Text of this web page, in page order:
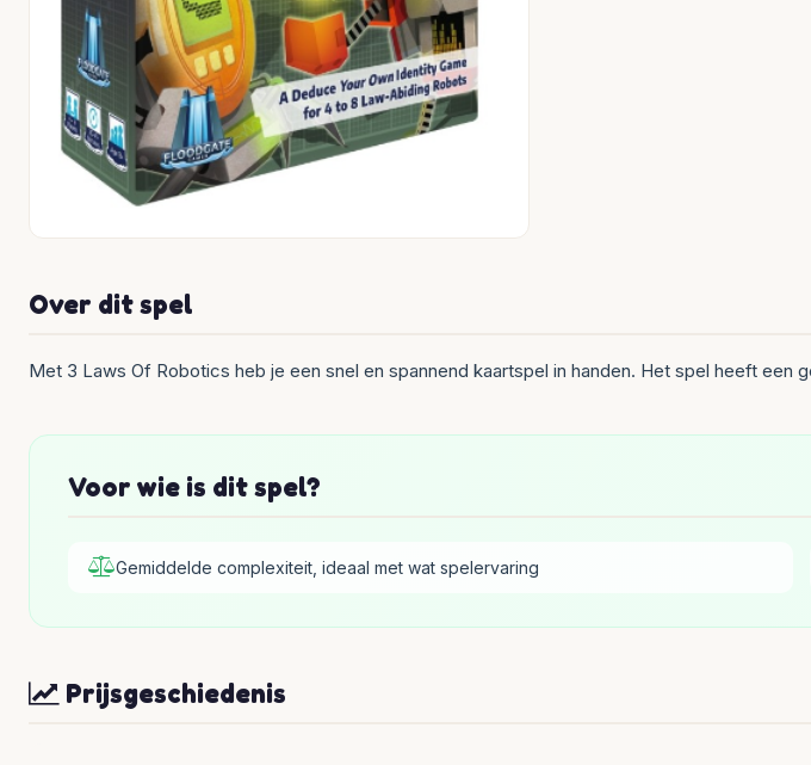
Over dit spel
Met 3 Laws Of Robotics heb je een snel en spannend kaartspel in handen. Het spel heeft
Voor wie is dit spel?
Gemiddelde complexiteit, ideaal met wat spelervaring
Prijsgeschiedenis